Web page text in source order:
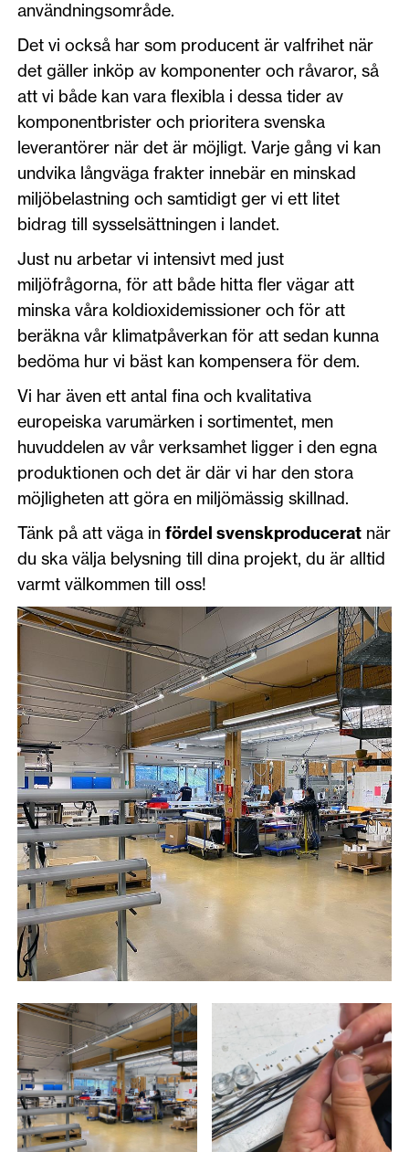
användningsområde.
Det vi också har som producent är valfrihet när
det gäller inköp av komponenter och råvaror, så
att vi både kan vara flexibla i dessa tider av
komponentbrister och prioritera svenska
leverantörer när det är möjligt. Varje gång vi kan
undvika långväga frakter innebär en minskad
miljöbelastning och samtidigt ger vi ett litet
bidrag till sysselsättningen i landet.
Just nu arbetar vi intensivt med just
miljöfrågorna, för att både hitta fler vägar att
minska våra koldioxidemissioner och för att
beräkna vår klimatpåverkan för att sedan kunna
bedöma hur vi bäst kan kompensera för dem.
Vi har även ett antal fina och kvalitativa
europeiska varumärken i sortimentet, men
huvuddelen av vår verksamhet ligger i den egna
produktionen och det är där vi har den stora
möjligheten att göra en miljömässig skillnad.
Tänk på att väga infördel svenskproducerat när
du ska välja belysning till dina projekt, du är alltid
varmt välkommen till oss!